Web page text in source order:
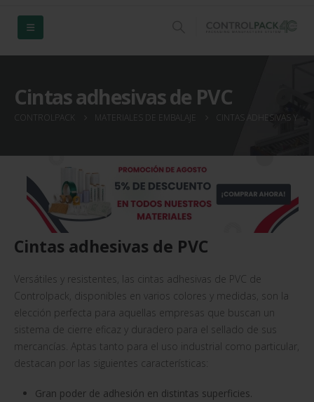
Cintas adhesivas de PVC
CONTROLPACK MATERIALES DE EMBALAJE CINTAS ADHESIVAS Y
Cintas adhesivas de PVC
Versátiles y resistentes, las cintas adhesivas de PVC de
Controlpack, disponibles en varios colores y medidas, son la
elección perfecta para aquellas empresas que buscan un
sistema de cierre eficaz y duradero para el sellado de sus
mercancías. Aptas tanto para el uso industrial como particular,
destacan por las siguientes características:
Gran poder de adhesión en distintas superficies.